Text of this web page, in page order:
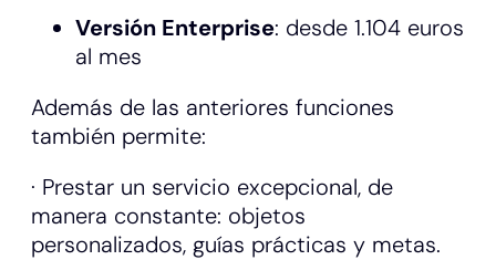
Versión Enterprise: desde 1.104 euros
al mes
Además de las anteriores funciones
también permite:
· Prestar un servicio excepcional, de
manera constante: objetos
personalizados, guías prácticas y metas.